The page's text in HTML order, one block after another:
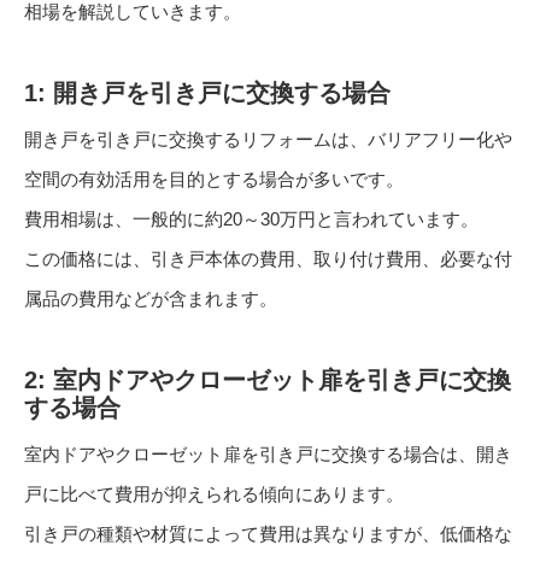
相場を解説していきます。
1: 開き戸を引き戸に交換する場合
開き戸を引き戸に交換するリフォームは、バリアフリー化や
空間の有効活用を目的とする場合が多いです。
費用相場は、一般的に約20～30万円と言われています。
この価格には、引き戸本体の費用、取り付け費用、必要な付
属品の費用などが含まれます。
2: 室内ドアやクローゼット扉を引き戸に交換
する場合
室内ドアやクローゼット扉を引き戸に交換する場合は、開き
戸に比べて費用が抑えられる傾向にあります。
引き戸の種類や材質によって費用は異なりますが、低価格な